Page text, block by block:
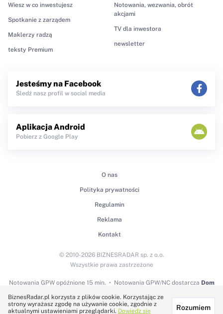
Wiesz w co inwestujesz
Spotkanie z zarządem
Maklerzy radzą
teksty Premium
Notowania, wezwania, obrót
akcjami
TV dla inwestora
newsletter
Jesteśmy na Facebook
Śledź nasz profil w social media
Aplikacja Android
Pobierz z Google Play
O nas
Polityka prywatności
Regulamin
Reklama
Kontakt
Notowania GPWopóźnione 15 min. Notowania GPW/NC dostarcza Dom
© 2010-2026 BIZNESRADAR sp. z o.o.
Wszystkie prawa zastrzeżone
Technologię dostarcza:
BiznesRadar.pl korzysta z plików cookie. Korzystając ze
strony wyrażasz zgodę na używanie cookie, zgodnie z
aktualnymi ustawieniami przeglądarki. Dowiedz się Rozumiem